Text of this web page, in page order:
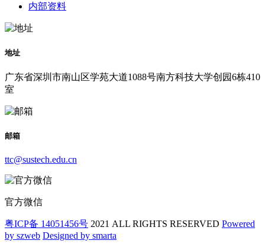
内部资料
地址
广东省深圳市南山区学苑大道1088号南方科技大学创园6栋410
室
邮箱
ttc@sustech.edu.cn
官方微信
粤ICP备 14051456号 2021 ALL RIGHTS RESERVED Powered
by szweb Designed by smarta